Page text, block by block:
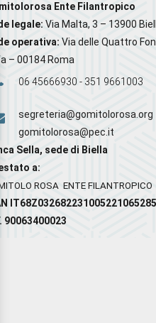
Ente Filantropico
legale: Via Malta, 3 – 13900
operativa: Via delle Quattro
a – 00184 Roma
06 45666930 - 351 9661003
segreteria@gomitolorosa.org
gomitolorosa@pec.it
Sella, sede di Biella
a:
ROSA ENTE FILANTROPICO
90063400023